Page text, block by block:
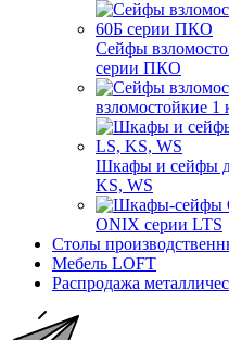
Сейфы
серии ПКО
взломостойкие 1
Шкафы и сейфы
KS, WS
ONIX серии LTS
Столы
Мебель LOFT
Распродажа